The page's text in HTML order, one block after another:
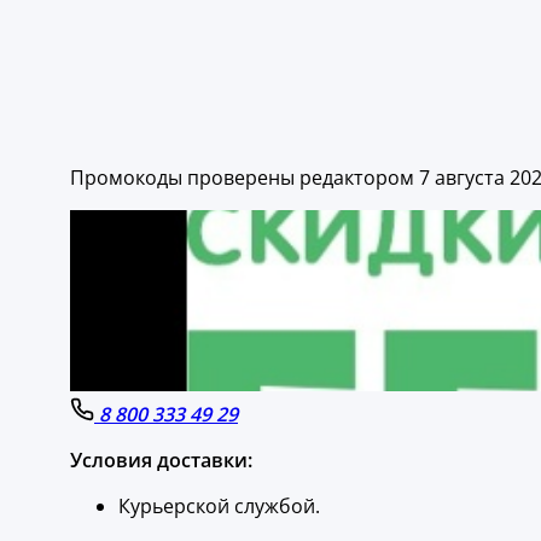
Промокоды проверены редактором 7 августа
8 800 333 49 29
Условия доставки:
Курьерской службой.